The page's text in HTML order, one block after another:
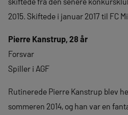
2015. Skiftede i januar 2017 til FC
Pierre Kanstrup, 28 år
Forsvar
Spiller i AGF
Rutinerede Pierre Kanstrup blev
sommeren 2014, og han var en